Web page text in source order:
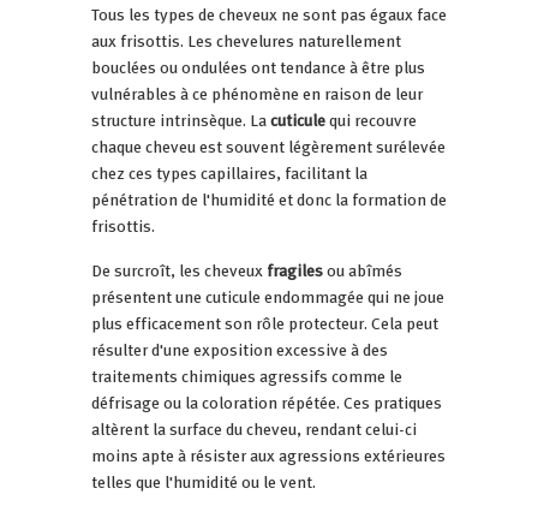
Tous les types de cheveux ne sont pas égaux face
aux frisottis. Les chevelures naturellement
bouclées ou ondulées ont tendance à être plus
vulnérables à ce phénomène en raison de leur
structure intrinsèque. Lacuticulequi recouvre
chaque cheveu est souvent légèrement surélevée
chez ces types capillaires, facilitant la
pénétration de l'humidité et donc la formation de
frisottis.
De surcroît, les cheveuxfragilesou abîmés
présentent une cuticule endommagée qui ne joue
plus efficacement son rôle protecteur. Cela peut
résulter d'une exposition excessive à des
traitements chimiques agressifs comme le
défrisage ou la coloration répétée. Ces pratiques
altèrent la surface du cheveu, rendant celui-ci
moins apte à résister aux agressions extérieures
telles que l'humidité ou le vent.